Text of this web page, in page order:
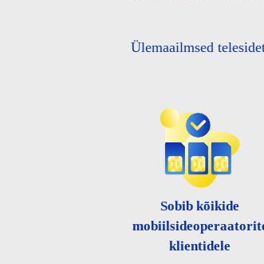
Ülemaailmsed
Sobib kõikide
klientidele